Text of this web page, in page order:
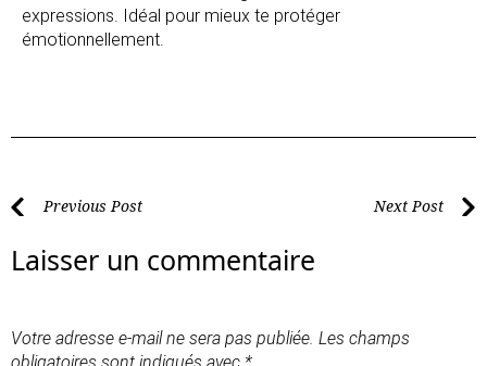
expressions. Idéal pour mieux te protéger
émotionnellement.
Previous Post Next Post
Laisser un commentaire
Votre adresse e-mail ne sera pas publiée. Les champs